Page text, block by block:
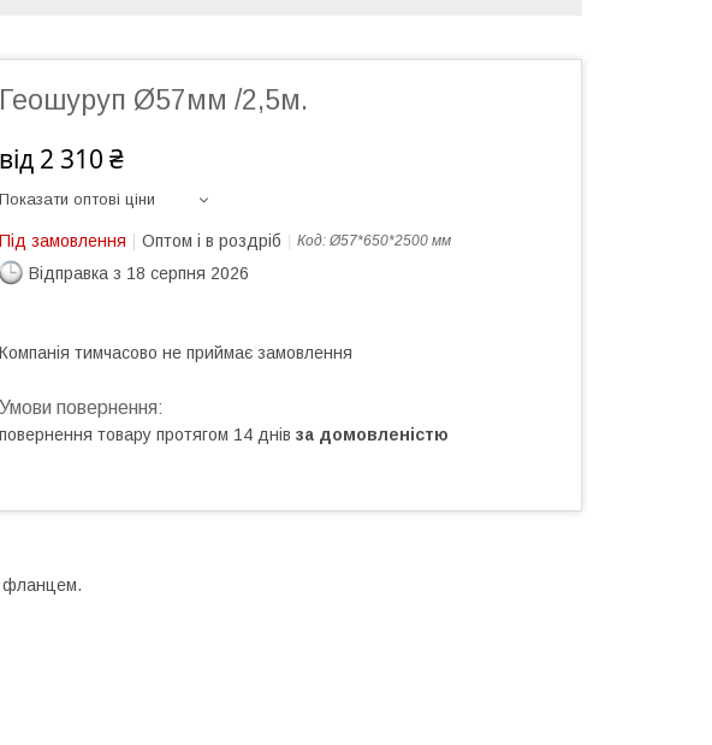
Геошуруп Ø57мм /2,5м.
від 2 310 ₴
Показати оптові ціни
Під замовлення Оптом і в роздріб Код: Ø57*650*2500 мм
Відправка з 18 серпня 2026
Компанія тимчасово не приймає замовлення
повернення товару протягом 14 днів за домовленістю
фланцем.